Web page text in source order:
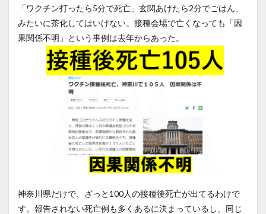
「ワクチン打ったら5分で死亡」玄関あけたら2分でごはん、
みたいに茶化してはいけない。接種会場で亡くなっても「因
果関係不明」という事例は去年からあった。
神奈川県だけで、ざっと100人の接種後死亡が出てるわけで
す。報告されない死亡例も多くあるに決まっているし、同じ